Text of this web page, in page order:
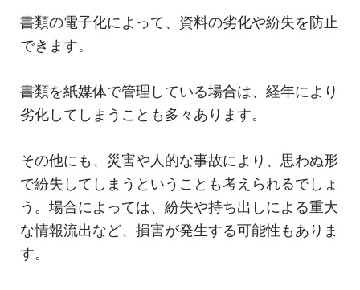
書類の電子化によって、資料の劣化や紛失を防止
できます。
書類を紙媒体で管理している場合は、経年により
劣化してしまうことも多々あります。
その他にも、災害や人的な事故により、思わぬ形
で紛失してしまうということも考えられるでしょ
う。場合によっては、紛失や持ち出しによる重大
な情報流出など、損害が発生する可能性もありま
す。